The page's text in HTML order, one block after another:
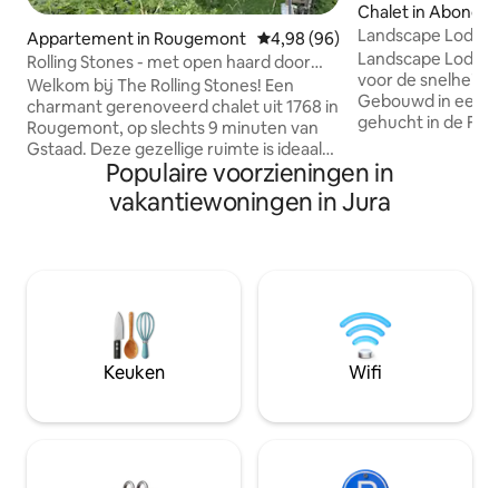
Appartement in Rougemont Gemiddelde beoordeling van
4,98 (96)
Rolling Stones - met open haard door
Heiti Gstaad
Welkom bij The Rolling Stones! Een
charmant gerenoveerd chalet uit 1768 in
Rougemont, op slechts 9 minuten van
Gstaad. Deze gezellige ruimte is ideaal
voor stellen of kleine groepen en biedt
gemakkelijke toegang tot
bergactiviteiten, een gedeelde sauna en
een lijst samengesteld met belangrijke
hoogtepunten en details over de woning
om transparantie te garanderen en je te
helpen bij je beslissing. We ontvangen je
Chalet in
Landscape
een prachtig
Landscape
voor de snelheid
Gebouwd in een
gehucht in de
retraite. Het
elegante,
unieke,
van maaltijden
bergpanorama.
favoriete plek,
in de zon of
Populaire voorzieningen in
vakantiewoningen in Jura
Keuken Wifi